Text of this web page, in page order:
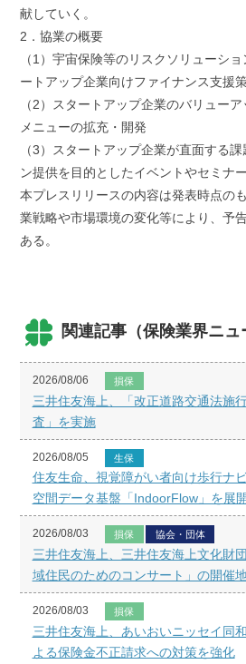
献していく。
2．協業の概要
（1）宇宙保険等のリスクソリューシ
ートアップ企業向けファイナンス支援
（2）スタートアップ企業のバリュー
メニューの拡充・開発
（3）スタートアップ企業が直面する
ン提供を目的としたイベントやセミナ
本プレスリリースの内容は発表時点の
業戦略や市場環境の変化等により、予
ある。
関連記事（保険業界ニュ
2026/08/06 損保
三井住友海上、「改正道路交通法施
査」を実施
2026/08/05 生保
住友生命、視覚障がい者向け歩行ナ
空間データ基盤「IndoorFlow」を展
2026/08/03 損保 協会・団体
三井住友海上、三井住友海上文化財
域住民のためのコンサート」の開催
2026/08/03 損保
三井住友海上、あいおいニッセイ同
よる保険金不正請求への対策を強化